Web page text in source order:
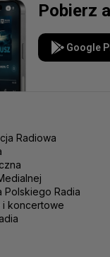
Pobierz
Google
Radiowa
Polskiego Radia
i koncertowe